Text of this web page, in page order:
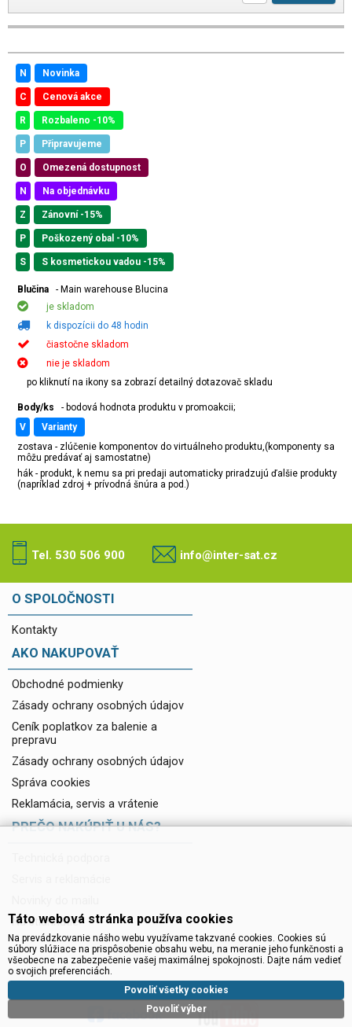
N Novinka
C Cenová akce
R Rozbaleno -10%
P Připravujeme
O Omezená dostupnost
N Na objednávku
Z Zánovní -15%
P Poškozený obal -10%
S S kosmetickou vadou -15%
Blučina
- Main warehouse Blucina
je skladom
k dispozícii do 48 hodin
čiastočne skladom
nie je skladom
po kliknutí na ikony sa zobrazí detailný dotazovač skladu
Body/ks
- bodová hodnota produktu v promoakcii;
v
varianty
zostava - zlúčenie komponentov do virtuálneho produktu,(komponenty sa
môžu predávať aj samostatne)
hák - produkt, k nemu sa pri predaji automaticky priradzujú ďalšie produkty
(napríklad zdroj + prívodná šnúra a pod.)
Tel. 530 506 900 info@inter-sat.cz
O SPOLOČNOSTI
Kontakty
AKO NAKUPOVAŤ
Obchodné podmienky
Zásady ochrany osobných údajov
Ceník poplatkov za balenie a
prepravu
Zásady ochrany osobných údajov
Správa cookies
Reklamácia, servis a vrátenie
PREČO NAKÚPIŤ U NÁS?
Na stiahnutie
Táto webová stránka používa cookies
Na prevádzkovanie nášho webu využívame takzvané cookies. Cookies sú
súbory slúžiace na prispôsobenie obsahu webu, na meranie jeho funkčnosti a
všeobecne na zabezpečenie vašej maximálnej spokojnosti. Dajte nám vedieť
o svojich preferenciách.
Povoliť výber
Povoliť všetky cookies